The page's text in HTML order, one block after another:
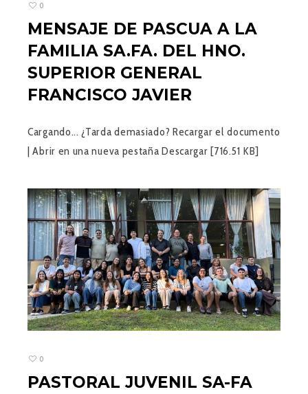
0
MENSAJE DE PASCUA A LA
FAMILIA SA.FA. DEL HNO.
SUPERIOR GENERAL
FRANCISCO JAVIER
Cargando... ¿Tarda demasiado? Recargar el documento
| Abrir en una nueva pestaña Descargar [716.51 KB]
0
PASTORAL JUVENIL SA-FA